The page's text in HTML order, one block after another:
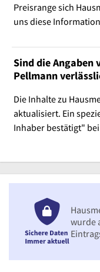
Preisrange sich
uns diese
Sind die Angaben
Pellmann
Die Inhalte zu
aktualisiert. Ein
Inhaber bestätigt"
wurde